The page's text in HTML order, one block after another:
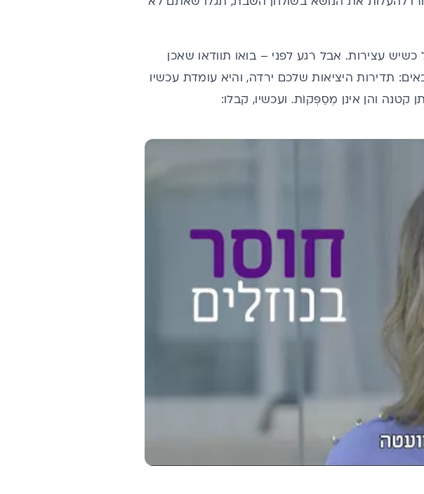
עצירות. אבל רגע לפני – בואו תוודאו שאכן
תדירות היציאות שלכם ירדה, והיא עומדת עכשיו
והן אינן מְסַפְּקוֹת. ועכשיו, קבלו: